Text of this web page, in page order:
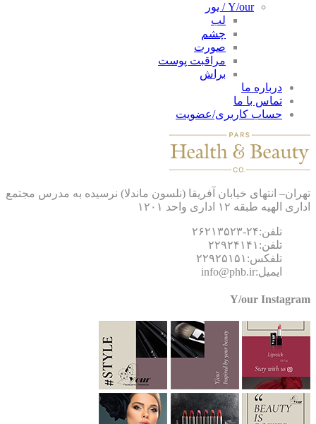
Y/our / یور
لب
چشم
صورت
مراقبت پوست
براش
درباره ما
تماس با ما
حساب کاربری/عضویت
انتهای خیابان آفریقا (نلسون ماندلا) نرسیده به مدرس مجتمع
الهیه طبقه ۱۲ اداری واحد ۱۲۰۱
تلفن:۲۴-۲۶۲۱۳۵۲۳
تلفن:۲۲۹۲۴۱۴۱
تلفکس:۲۲۹۲۵۱۵۱
ایمیل:info@phb.ir
Y/our